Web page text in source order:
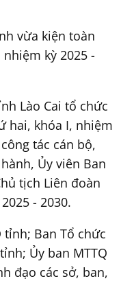
vừa kiện toàn
kỳ 2025 -
Lào Cai tổ chức
hai, khóa I, nhiệm
tác cán bộ,
Ủy viên Ban
tịch Liên đoàn
- 2030.
Ban Tổ chức
Ủy ban MTTQ
đạo các sở, ban,